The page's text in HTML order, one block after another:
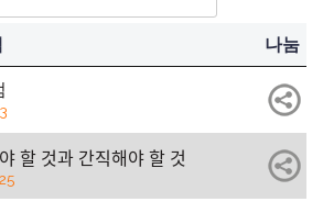
나눔
할 것과 간직해야 할 것